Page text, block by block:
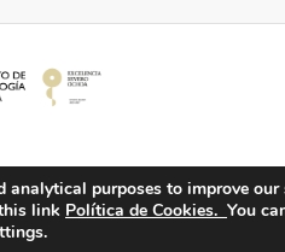
purposes to improve our
link Política de Cookies. You